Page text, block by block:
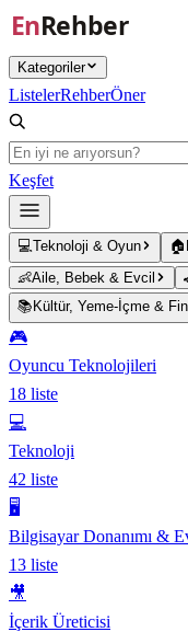
Ana içeriğe atla
Kategoriler
ListelerRehberÖner
Keşfet
💻Teknoloji & Oyun 🏠
👶Aile, Bebek & Evcil
📚 Kültür, Yeme-İçme &
🎮
Oyuncu Teknolojileri
18 liste
💻
Teknoloji
42 liste
🖥️
Bilgisayar Donanımı &
13 liste
🎥
İçerik Üreticisi